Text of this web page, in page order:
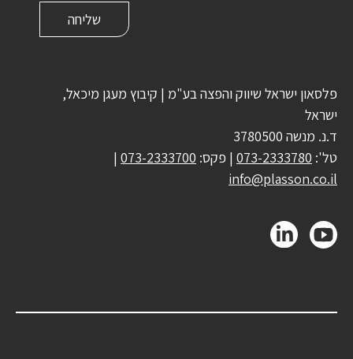
פלסאון ישראל שיווק והפצה בע"מ | קיבוץ מעגן מיכאל,
ישראל
ד.נ. מנשה 3780500
טל': 073-2333780 | פקס: 073-2333700
|
info@plasson.co.il